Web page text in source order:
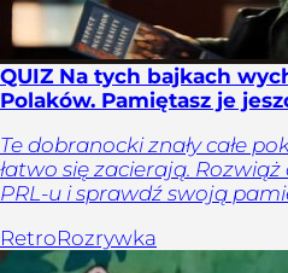
QUIZ Na tych bajkach
Polaków. Pamiętasz je
Te dobranocki znały całe
łatwo się zacierają.
PRL-u i sprawdź swoją
RetroRozrywka